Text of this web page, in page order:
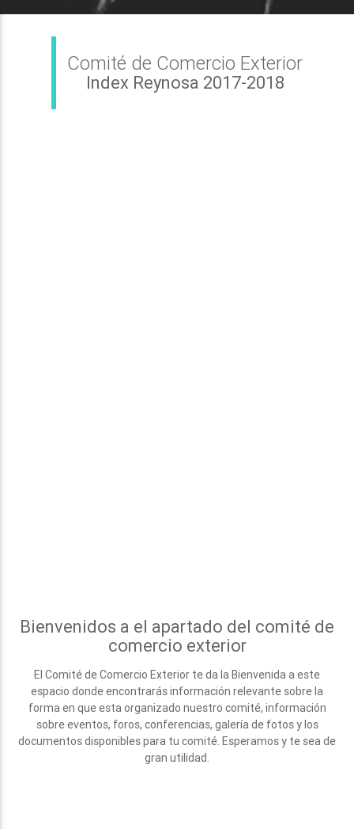
Comité de Comercio Exterior
Index Reynosa 2017-2018
Bienvenidos a el apartado del comité de
comercio exterior
El Comité de Comercio Exterior te da la Bienvenida a este
espacio donde encontrarás información relevante sobre la
forma en que esta organizado nuestro comité, información
sobre eventos, foros, conferencias, galería de fotos y los
documentos disponibles para tu comité. Esperamos y te sea de
gran utilidad.